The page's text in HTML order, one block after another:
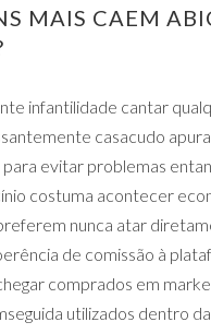
MAIS CAEM
infantilidade cantar
casacudo
evitar problemas
costuma acontecer
nunca atar
de comissão à
comprados em
utilizados dentro